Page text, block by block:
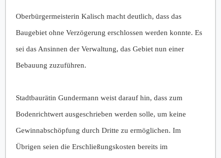
Oberbürgermeisterin Kalisch macht deutlich, dass das
Baugebiet ohne Verzögerung erschlossen werden konnte. Es
sei das Ansinnen der Verwaltung, das Gebiet nun einer
Bebauung zuzuführen.
Stadtbaurätin Gundermann weist darauf hin, dass zum
Bodenrichtwert ausgeschrieben werden solle, um keine
Gewinnabschöpfung durch Dritte zu ermöglichen. Im
Übrigen seien die Erschließungskosten bereits im